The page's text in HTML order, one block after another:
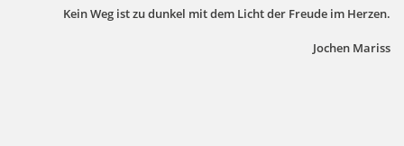
Kein Weg ist zu dunkel mit dem Licht der Freude im Herzen.
Jochen Mariss